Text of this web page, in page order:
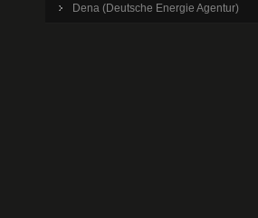
Dena (Deutsche Energie Agentur)